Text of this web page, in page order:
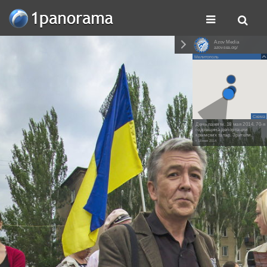
Azov Media
azov-sea.org/
Мелитополь
Схема
День памяти. 18 мая 2014. 70-я
годовщина депортации
крымских татар. Зрители.
• 18 мая 2014